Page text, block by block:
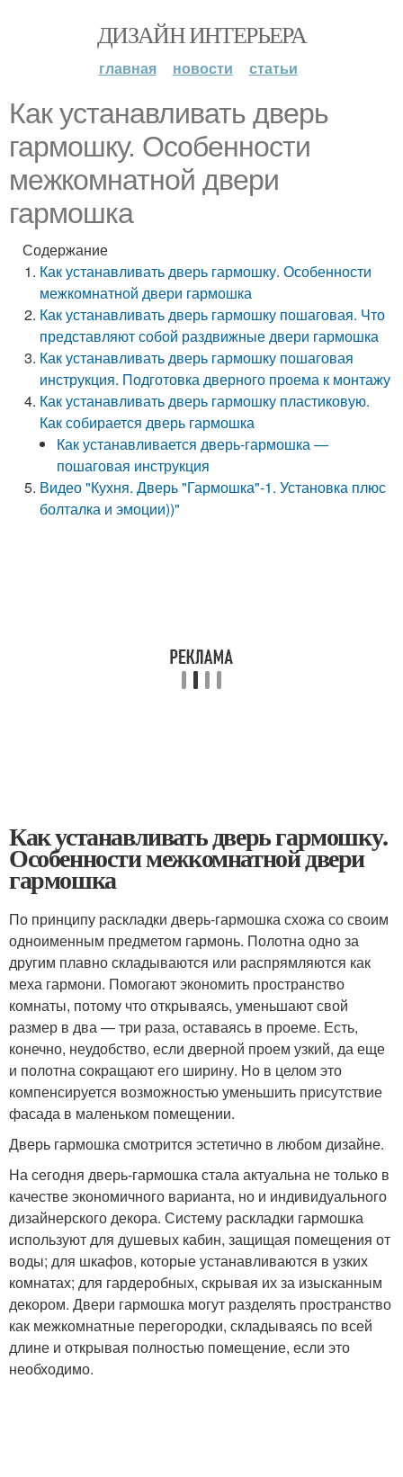
ДИЗАЙН ИНТЕРЬЕРА
главная новости статьи
Как устанавливать дверь
гармошку. Особенности
межкомнатной двери
гармошка
Содержание
Как устанавливать дверь гармошку. Особенности
межкомнатной двери гармошка
Как устанавливать дверь гармошку пошаговая. Что
представляют собой раздвижные двери гармошка
Как устанавливать дверь гармошку пошаговая
инструкция. Подготовка дверного проема к монтажу
Как устанавливать дверь гармошку пластиковую.
Как собирается дверь гармошка
Как устанавливается дверь-гармошка —
пошаговая инструкция
Видео "Кухня. Дверь "Гармошка"-1. Установка плюс
болталка и эмоции))"
Как устанавливать дверь гармошку.
Особенности межкомнатной двери
гармошка
По принципу раскладки дверь-гармошка схожа со своим
одноименным предметом гармонь. Полотна одно за
другим плавно складываются или распрямляются как
меха гармони. Помогают экономить пространство
комнаты, потому что открываясь, уменьшают свой
размер в два — три раза, оставаясь в проеме. Есть,
конечно, неудобство, если дверной проем узкий, да еще
и полотна сокращают его ширину. Но в целом это
компенсируется возможностью уменьшить присутствие
фасада в маленьком помещении.
Дверь гармошка смотрится эстетично в любом дизайне.
На сегодня дверь-гармошка стала актуальна не только в
качестве экономичного варианта, но и индивидуального
дизайнерского декора. Систему раскладки гармошка
используют для душевых кабин, защищая помещения от
воды; для шкафов, которые устанавливаются в узких
комнатах; для гардеробных, скрывая их за изысканным
декором. Двери гармошка могут разделять пространство
как межкомнатные перегородки, складываясь по всей
длине и открывая полностью помещение, если это
необходимо.